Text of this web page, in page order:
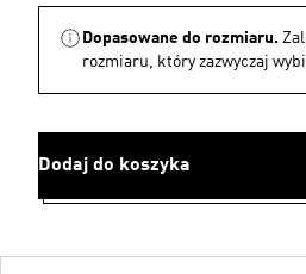
Dopasowane do rozmiaru.
rozmiaru, który zazwyczaj
Dodaj do koszyka